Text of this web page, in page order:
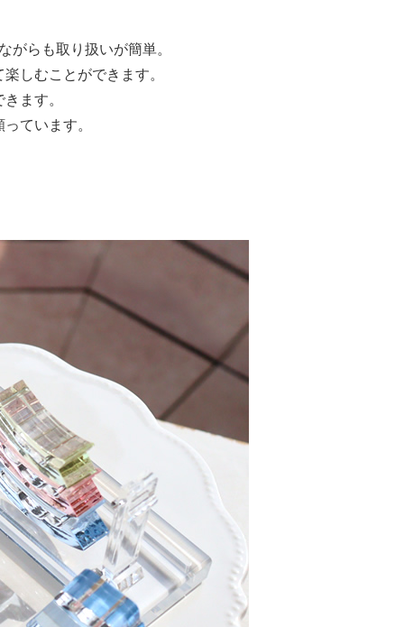
がらも取り扱いが簡単。
しむことができます。
ます。
ています。